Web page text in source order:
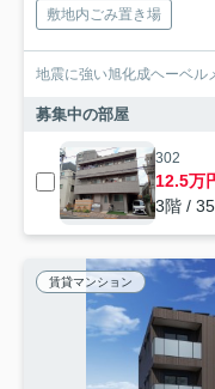
敷地内ごみ置き場
地震に強い旭化成ヘーベル
募集中の部屋
302
12.5万
3階 /
賃貸マンション